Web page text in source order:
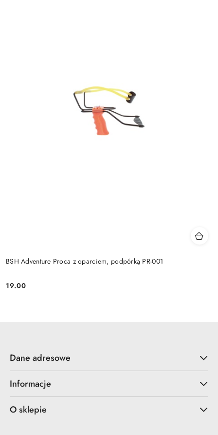
BSH Adventure Proca z oparciem, podpórką PR-001
Cena:
19.00
Dane adresowe
Informacje
O sklepie